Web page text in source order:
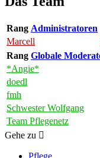
Rang Administratoren
Marcell
Rang Globale
*Angie*
doedl
fmh
Schwester Wolfgang
Team Pflegenetz
Gehe zu